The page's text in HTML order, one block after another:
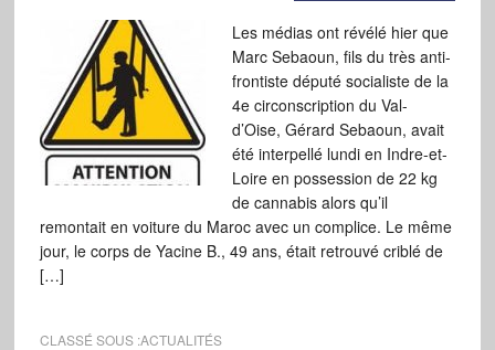
Les médias ont révélé hier que
Marc Sebaoun, fils du très anti-
frontiste député socialiste de la
4e circonscription du Val-
d’Oise, Gérard Sebaoun, avait
été interpellé lundi en Indre-et-
Loire en possession de 22 kg
de cannabis alors qu’il
remontait en voiture du Maroc avec un complice. Le même
jour, le corps de Yacine B., 49 ans, était retrouvé criblé de
[…]
CLASSÉ SOUS :ACTUALITÉS